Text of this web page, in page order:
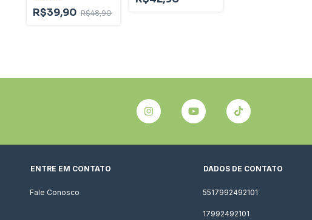
R$39,90 R$48,90
ENTRE EM CONTATO
Fale Conosco
DADOS DE CONTATO
5517992492101
17992492101